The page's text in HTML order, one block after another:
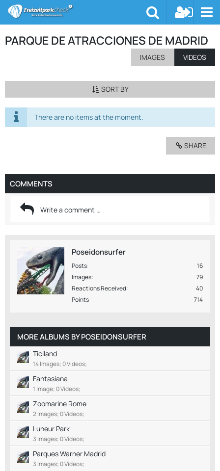
PARQUE DE ATRACCIONES DE MADRID
IMAGES VIDEOS
SORT BY
There are no items at the moment.
SHARE
COMMENTS
Poseidonsurfer
Posts
16
Images
79
Reactions Received
40
Points
714
MORE ALBUMS BY POSEIDONSURFER
Ticiland
14 Images; 0 Videos;
Fantasiana
1 Image; 0 Videos;
Zoomarine Rome
2 Images; 0 Videos;
Luneur Park
3 Images; 0 Videos;
Parques Warner Madrid
3 Images; 0 Videos;